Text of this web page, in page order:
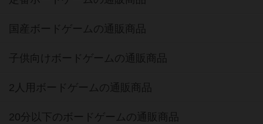
国産ボードゲームの通販商品
子供向けボードゲームの通販商品
2人用ボードゲームの通販商品
20分以下のボードゲームの通販商品